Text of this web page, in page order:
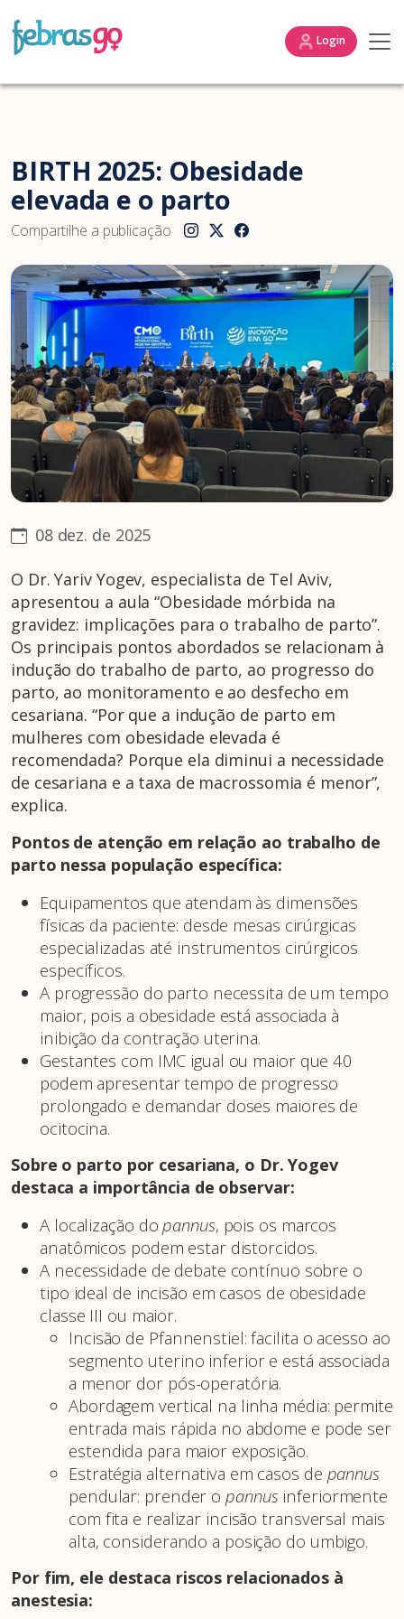
Login
BIRTH 2025: Obesidade
elevada e o parto
Compartilhe a publicação
08 dez. de 2025
O Dr. Yariv Yogev, especialista de Tel Aviv,
apresentou a aula “Obesidade mórbida na
gravidez: implicações para o trabalho de parto”.
Os principais pontos abordados se relacionam à
indução do trabalho de parto, ao progresso do
parto, ao monitoramento e ao desfecho em
cesariana. “Por que a indução de parto em
mulheres com obesidade elevada é
recomendada? Porque ela diminui a necessidade
de cesariana e a taxa de macrossomia é menor”,
explica.
Pontos de atenção em relação ao trabalho de
parto nessa população específica:
Equipamentos que atendam às dimensões
físicas da paciente: desde mesas cirúrgicas
especializadas até instrumentos cirúrgicos
específicos.
A progressão do parto necessita de um tempo
maior, pois a obesidade está associada à
inibição da contração uterina.
Gestantes com IMC igual ou maior que 40
podem apresentar tempo de progresso
prolongado e demandar doses maiores de
ocitocina.
Sobre o parto por cesariana, o Dr. Yogev
destaca a importância de observar:
A localização dopannus, pois os marcos
anatômicos podem estar distorcidos.
A necessidade de debate contínuo sobre o
tipo ideal de incisão em casos de obesidade
classe III ou maior.
Incisão de Pfannenstiel: facilita o acesso ao
segmento uterino inferior e está associada
a menor dor pós-operatória.
Abordagem vertical na linha média: permite
entrada mais rápida no abdome e pode ser
estendida para maior exposição.
Estratégia alternativa em casos de pannus
pendular: prender o pannusinferiormente
com fita e realizar incisão transversal mais
alta, considerando a posição do umbigo.
Por fim, ele destaca riscos relacionados à
anestesia: